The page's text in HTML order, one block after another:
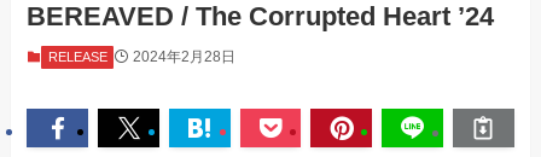
BEREAVED / The Corrupted Heart ’24
RELEASE 2024年2月28日